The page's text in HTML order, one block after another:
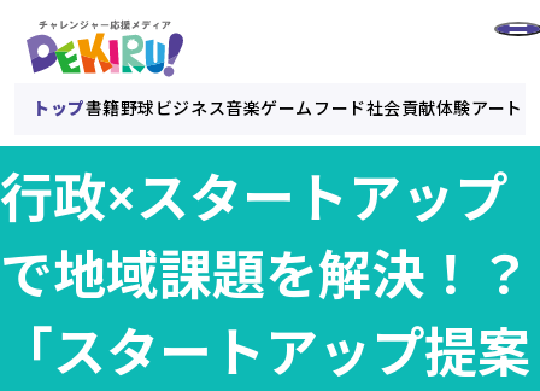
トップ書籍野球 ビジネス音楽ゲーム フード社会貢献体験アート
行政×スタートアップ
で地域課題を解決！？
「スタートアップ提案